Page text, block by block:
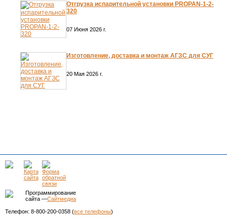
Отгрузка испарительной установки PROPAN-1-2-
320
07 Июня 2026 г.
Изготовление, доставка и монтаж АГЗС для СУГ
20 Мая 2026 г.
Программирование
сайта —Сайтмедиа
Телефон: 8-800-200-0358 (все телефоны)